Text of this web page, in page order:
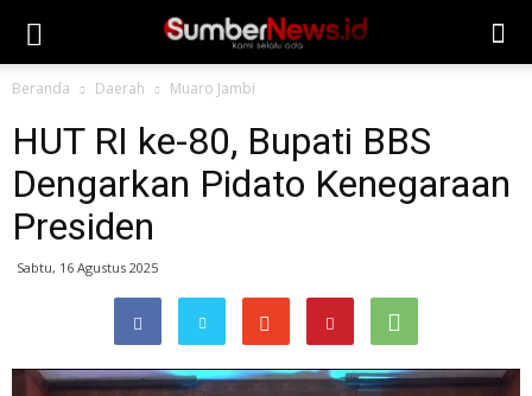
Beranda Daerah Muaro Jambi
HUT RI ke-80, Bupati BBS
Dengarkan Pidato Kenegaraan
Presiden
Sabtu, 16 Agustus 2025